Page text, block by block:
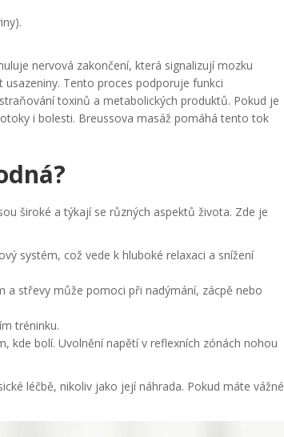
nervová zakončení, která signalizují mozku
Tento proces podporuje funkci
toxinů a metabolických produktů. Pokud je
i bolesti. Breussova masáž pomáhá tento tok
široké a týkají se různých aspektů života. Zde je
systém, což vede k hluboké relaxaci a snížení
a střevy může pomoci při nadýmání, zácpě nebo
tréninku.
kde bolí. Uvolnění napětí v reflexních zónách nohou
léčbě, nikoliv jako její náhrada. Pokud máte vážné